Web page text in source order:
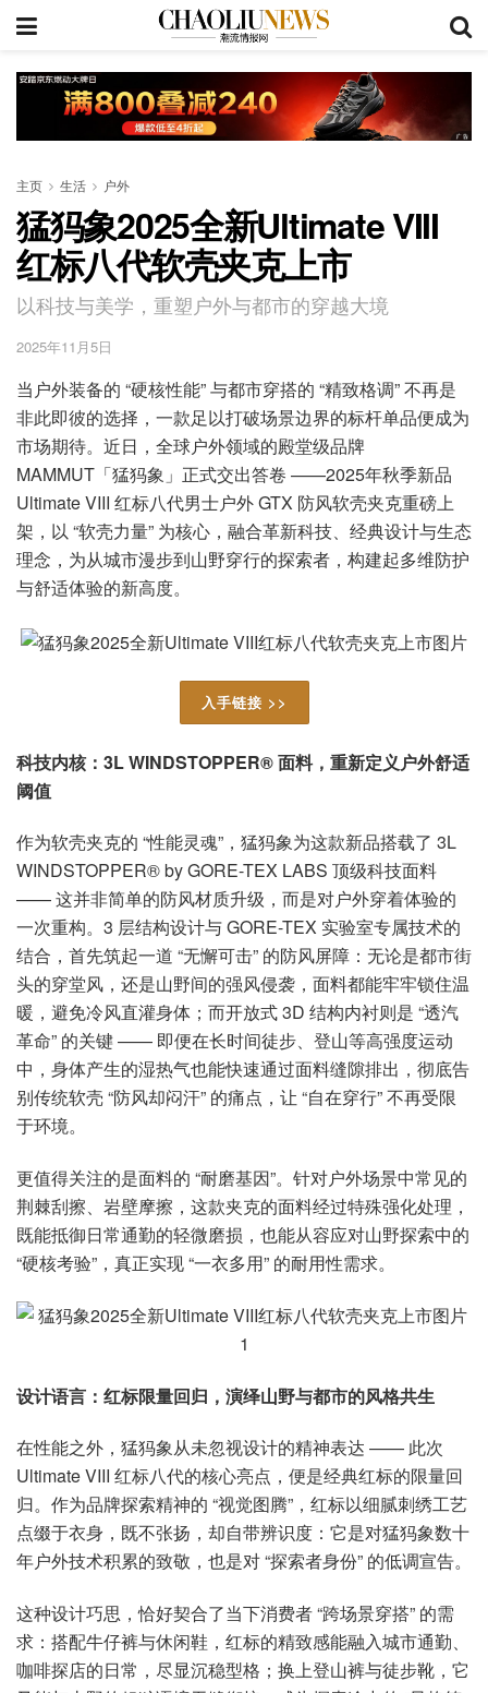
主页 生活 户外
猛犸象2025全新Ultimate VIII
红标八代软壳夹克上市
以科技与美学，重塑户外与都市的穿越大境
2025年11月5日
当户外装备的 “硬核性能” 与都市穿搭的 “精致格调” 不再是
非此即彼的选择，一款足以打破场景边界的标杆单品便成为
市场期待。近日，全球户外领域的殿堂级品牌
MAMMUT「猛犸象」正式交出答卷 ——2025年秋季新品
Ultimate VIII 红标八代男士户外 GTX 防风软壳夹克重磅上
架，以 “软壳力量” 为核心，融合革新科技、经典设计与生态
理念，为从城市漫步到山野穿行的探索者，构建起多维防护
与舒适体验的新高度。
入手链接 >>
科技内核：3L WINDSTOPPER® 面料，重新定义户外舒适
阈值
作为软壳夹克的 “性能灵魂”，猛犸象为这款新品搭载了 3L
WINDSTOPPER® by GORE-TEX LABS 顶级科技面料
—— 这并非简单的防风材质升级，而是对户外穿着体验的
一次重构。3 层结构设计与 GORE-TEX 实验室专属技术的
结合，首先筑起一道 “无懈可击” 的防风屏障：无论是都市街
头的穿堂风，还是山野间的强风侵袭，面料都能牢牢锁住温
暖，避免冷风直灌身体；而开放式 3D 结构内衬则是 “透汽
革命” 的关键 —— 即便在长时间徒步、登山等高强度运动
中，身体产生的湿热气也能快速通过面料缝隙排出，彻底告
别传统软壳 “防风却闷汗” 的痛点，让 “自在穿行” 不再受限
于环境。
更值得关注的是面料的 “耐磨基因”。针对户外场景中常见的
荆棘刮擦、岩壁摩擦，这款夹克的面料经过特殊强化处理，
既能抵御日常通勤的轻微磨损，也能从容应对山野探索中的
“硬核考验”，真正实现 “一衣多用” 的耐用性需求。
设计语言：红标限量回归，演绎山野与都市的风格共生
在性能之外，猛犸象从未忽视设计的精神表达 —— 此次
Ultimate VIII 红标八代的核心亮点，便是经典红标的限量回
归。作为品牌探索精神的 “视觉图腾”，红标以细腻刺绣工艺
点缀于衣身，既不张扬，却自带辨识度：它是对猛犸象数十
年户外技术积累的致敬，也是对 “探索者身份” 的低调宣告。
这种设计巧思，恰好契合了当下消费者 “跨场景穿搭” 的需
求：搭配牛仔裤与休闲鞋，红标的精致感能融入城市通勤、
咖啡探店的日常，尽显沉稳型格；换上登山裤与徒步靴，它